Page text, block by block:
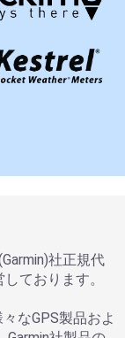
社正規代
ております。
なGPS製品およ